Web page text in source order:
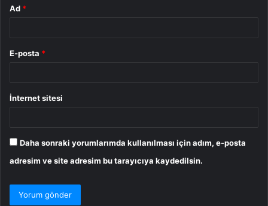
Ad *
E-posta *
İnternet sitesi
Daha sonraki yorumlarımda kullanılması için adım, e-posta
adresim ve site adresim bu tarayıcıya kaydedilsin.